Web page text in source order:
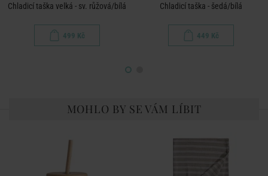
Chladicí taška velká - sv. růžová/bílá
499 Kč
Chladicí taška - šedá/bílá
449 Kč
MOHLO BY SE VÁM LÍBIT